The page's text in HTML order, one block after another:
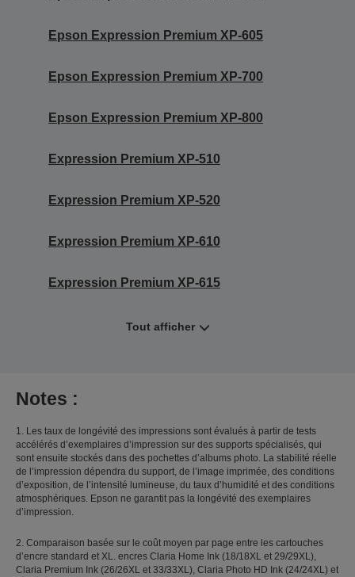
Epson Expression Premium XP-605
Epson Expression Premium XP-700
Epson Expression Premium XP-800
Expression Premium XP-510
Expression Premium XP-520
Expression Premium XP-610
Expression Premium XP-615
Tout afficher
Notes :
1. Les taux de longévité des impressions sont évalués à partir de tests
accélérés d’exemplaires d’impression sur des supports spécialisés, qui
sont ensuite stockés dans des pochettes d’albums photo. La stabilité réelle
de l’impression dépendra du support, de l’image imprimée, des conditions
d’exposition, de l’intensité lumineuse, du taux d’humidité et des conditions
atmosphériques. Epson ne garantit pas la longévité des exemplaires
d’impression.
2. Comparaison basée sur le coût moyen par page entre les cartouches
d’encre standard et XL. encres Claria Home Ink (18/18XL et 29/29XL),
Claria Premium Ink (26/26XL et 33/33XL), Claria Photo HD Ink (24/24XL) et